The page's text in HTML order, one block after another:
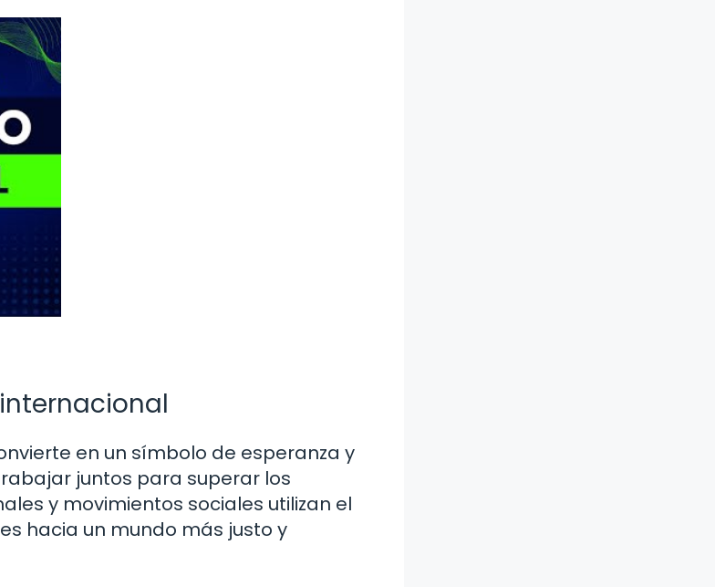
en un símbolo de esperanza y
juntos para superar los
y movimientos sociales utilizan el
hacia un mundo más justo y